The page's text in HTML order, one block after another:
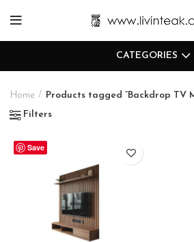
CATEGORIES
Home
Products tagged “Backdrop TV
Filters
Save